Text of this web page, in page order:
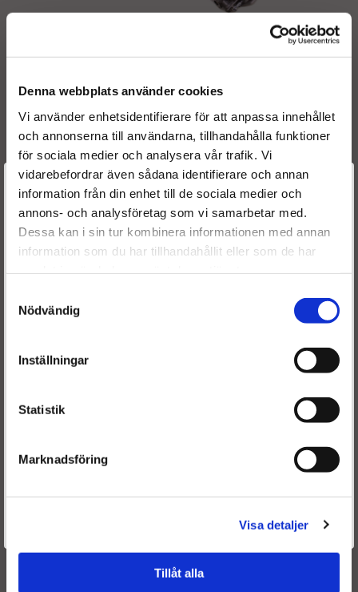
Denna webbplats använder cookies
Vi använder enhetsidentifierare för att anpassa innehållet
och annonserna till användarna, tillhandahålla funktioner
för sociala medier och analysera vår trafik. Vi
vidarebefordrar även sådana identifierare och annan
information från din enhet till de sociala medier och
annons- och analysföretag som vi samarbetar med.
Dessa kan i sin tur kombinera informationen med annan
information som du har tillhandahållit eller som de har
Nödvändig
Inställningar
Statistik
Marknadsföring
Visa detaljer
Tillåt alla
51081007213
12990 kr
INFO KÖP
Renoverad EGR kylare -
51081007236
17990 kr
INFO KÖP
Renoverad EGR kylare -
17990 kr
Renoverad EGR kylare -
Välkommen till
Dieselspecialisten.se
För att förbättra din upplevelse på vår hemsida ber vi dig
välja vilken kategori du tillhör
Välkommen tillbaka! Klicka här för att komma till dina sidor.
Givetvis går det även bra att handla utan att logga in.